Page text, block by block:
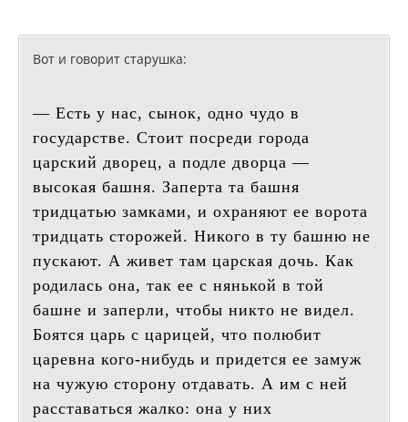
Вот и говорит старушка:
— Есть у нас, сынок, одно чудо в
государстве. Стоит посреди города
царский дворец, а подле дворца —
высокая башня. Заперта та башня
тридцатью замками, и охраняют ее ворота
тридцать сторожей. Никого в ту башню не
пускают. А живет там царская дочь. Как
родилась она, так ее с нянькой в той
башне и заперли, чтобы никто не видел.
Боятся царь с царицей, что полюбит
царевна кого-нибудь и придется ее замуж
на чужую сторону отдавать. А им с ней
расставаться жалко: она у них